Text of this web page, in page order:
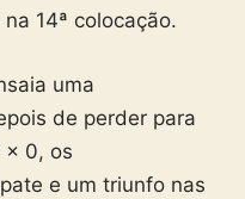
14ª colocação.
uma
de perder para
x 0, os
e um triunfo nas